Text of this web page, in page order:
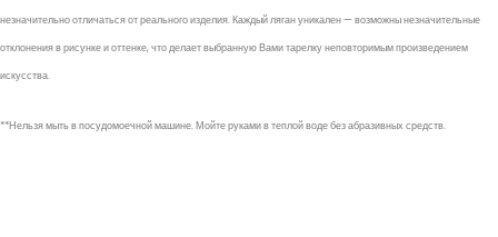
незначительно отличаться от реального изделия. Каждый ляган уникален — возможны незначительные
отклонения в рисунке и оттенке, что делает выбранную Вами тарелку неповторимым произведением
искусства.
**Нельзя мыть в посудомоечной машине. Мойте руками в теплой воде без абразивных средств.